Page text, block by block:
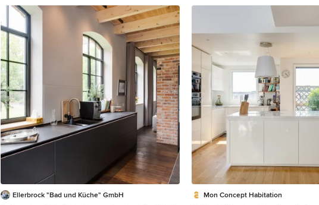
Beige, Rückwand aus Quarzwerkstein, schwarzen
Elektrogeräten, Keramikboden, Kücheninsel,
schwarzem Boden und beiger Arbeitsplatte in Paris
revisités tout en douceur avec des
et des couleurs apaisantes.
Ellerbrock "Bad und Küche" GmbH
Mon Concept Habitation